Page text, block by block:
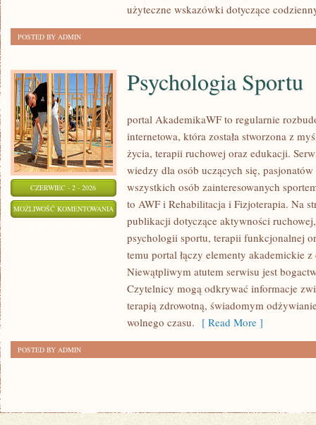
użyteczne wskazówki dotyczące
POSTED BY ADMIN
CZERWIEC - 2 - 2026
MOŻLIWOŚĆ KOMENTOWANIA PSYCHOLOGIA
SPORTU
Psychologia Sportu
portal AkademikaWF to regularnie
internetowa, która została stworzona z
życia, terapii ruchowej oraz edukacji.
wiedzy dla osób uczących się,
wszystkich osób zainteresowanych
to AWF i Rehabilitacja i Fizjoterapia. Na
publikacji dotyczące aktywności
psychologii sportu, terapii funkcjonalnej
temu portal łączy elementy akademickie
Niewątpliwym atutem serwisu jest
Czytelnicy mogą odkrywać informacje
terapią zdrowotną, świadomym
wolnego czasu. [ Read More ]
POSTED BY ADMIN